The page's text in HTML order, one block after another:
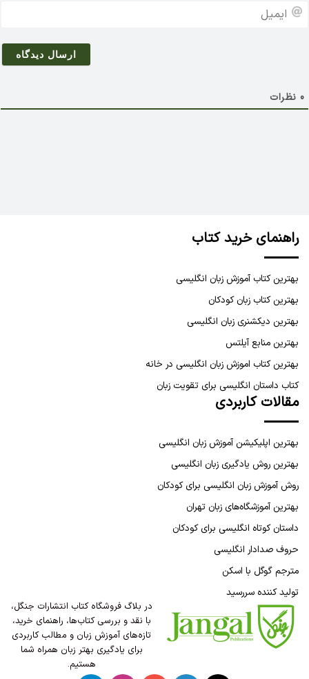
0 نظرات
راهنمای خرید کتاب
بهترین کتاب آموزش زبان انگلیسی
بهترین کتاب زبان کودکان
بهترین دیکشنری زبان انگلیسی
بهترین منابع آیلتس
بهترین کتاب اموزش زبان انگلیسی در خانه
کتاب داستان انگلیسی برای تقویت زبان
مقالات کاربردی
بهترین اپلیکیشن آموزش زبان انگلیسی
بهترین روش یادگیری زبان انگلیسی
روش آموزش زبان انگلیسی برای کودکان
بهترین آموزشگاه‌های زبان تهران
داستان کوتاه انگلیسی برای کودکان
حروف صدادار انگلیسی
مترجم گوگل با اسکن
تولید کننده سررسید
در بلاگ فروشگاه کتاب انتشارات جنگل،
با نقد و بررسی کتاب‌ها، راهنمای خرید،
تازه‌های آموزش زبان و مطالب کاربردی
برای یادگیری بهتر زبان همراه شما
هستیم.